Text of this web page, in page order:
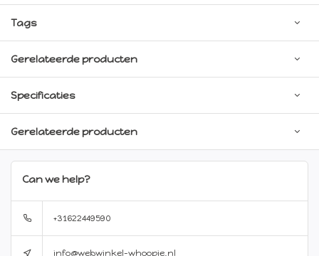
Tags
Gerelateerde producten
Specificaties
Gerelateerde producten
Can we help?
+31622449590
info@webwinkel-whoopie.nl